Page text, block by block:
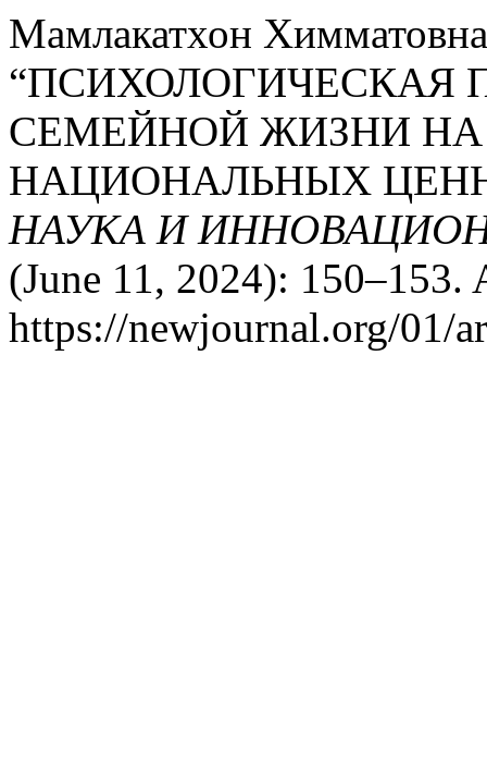
Мамлакатхон
“ПСИХОЛОГИЧЕСКАЯ
СЕМЕЙНОЙ ЖИЗНИ НА
НАЦИОНАЛЬНЫХ
НАУКА И
(June 11, 2024): 150–153.
https://newjournal.org/01/